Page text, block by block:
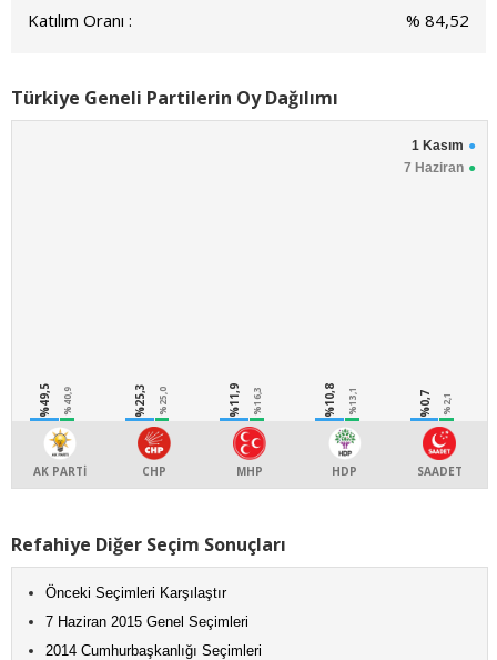
Katılım Oranı :
% 84,52
Türkiye Geneli Partilerin Oy Dağılımı
1 Kasım
7 Haziran
%49,5 %40,9
AK PARTİ
%25,3 %25,0
CHP
%11,9 %16,3
MHP
%10,8 %13,1
HDP
%0,7 %2,1
SAADET
Refahiye Diğer Seçim Sonuçları
Önceki Seçimleri Karşılaştır
7 Haziran 2015 Genel Seçimleri
2014 Cumhurbaşkanlığı Seçimleri